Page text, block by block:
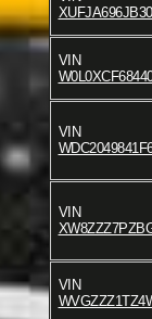
VIN
VIN
VIN
VIN